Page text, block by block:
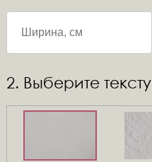
2. Выберите